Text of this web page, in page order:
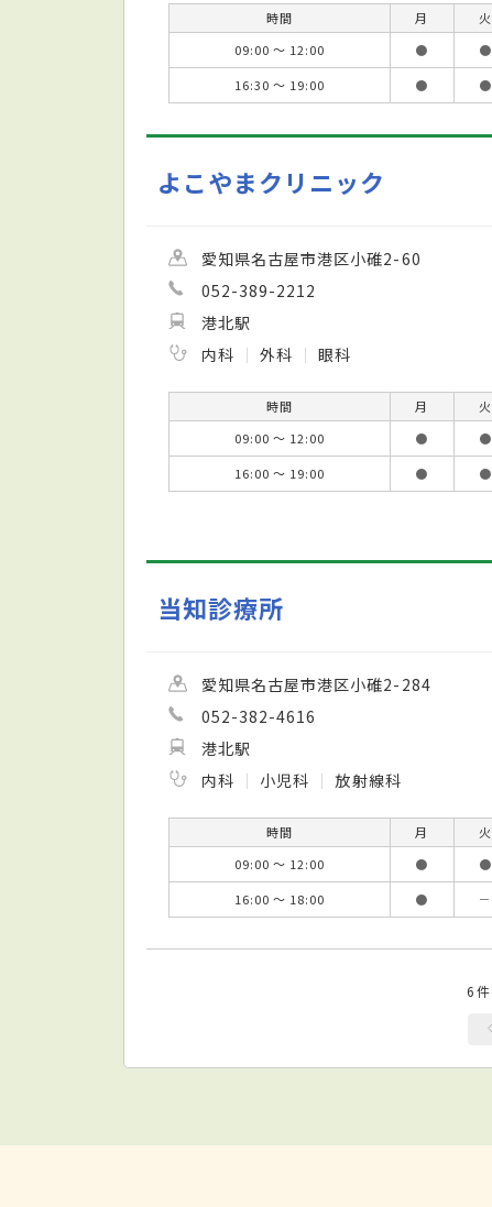
時間 月 火
09:00 ～ 12:00
● ●
16:30 ～ 19:00
● ●
よこやまクリニック
愛知県名古屋市港区小碓2-60
052-389-2212
港北駅
内科
外科 眼科
時間 月 火
09:00 ～ 12:00
● ●
16:00 ～ 19:00
● ●
当知診療所
愛知県名古屋市港区小碓2-284
052-382-4616
港北駅
内科
小児科 放射線科
時間 月 火
09:00 ～ 12:00
● ●
16:00 ～ 18:00
● －
6